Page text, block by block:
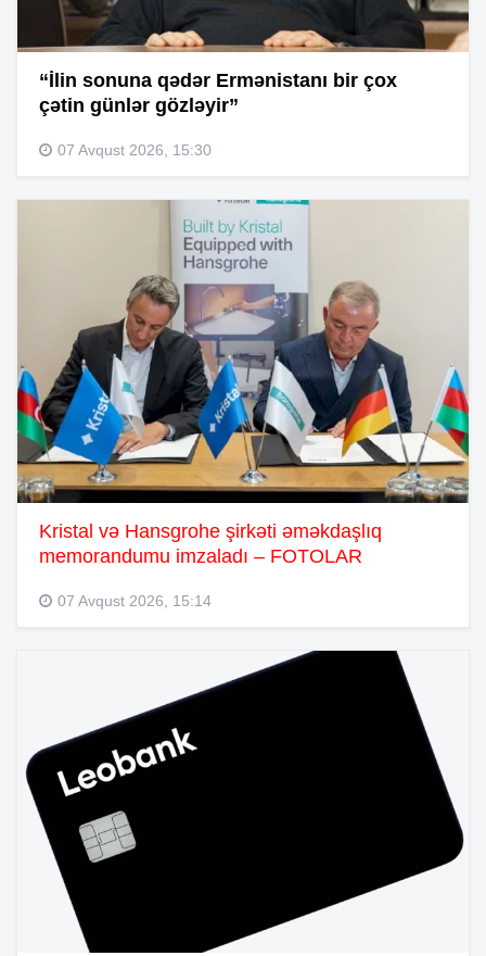
“İlin sonuna qədər Ermənistanı bir çox
çətin günlər gözləyir”
07 Avqust 2026, 15:30
Kristal və Hansgrohe şirkəti əməkdaşlıq
memorandumu imzaladı – FOTOLAR
07 Avqust 2026, 15:14